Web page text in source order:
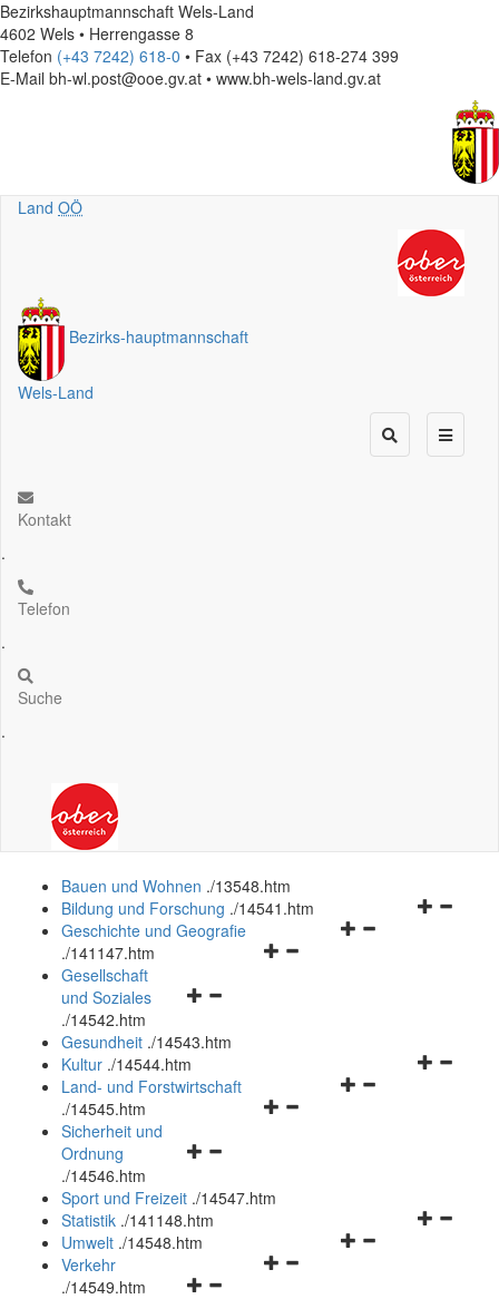
Bezirkshauptmannschaft Wels-Land
4602 Wels • Herrengasse 8
Telefon (+43 7242) 618-0 • Fax (+43 7242) 618-274 399
E-Mail bh-wl.post@ooe.gv.at • www.bh-wels-land.gv.at
Land OÖ
Bezirks-hauptmannschaft
Wels-Land
Kontakt
.
Telefon
.
Suche
.
Bauen und Wohnen ./13548.htm
Navigationsmenü
Bildung und Forschung ./14541.htm
Navigationsmenü
Geschichte und Geografie
./141147.htm
Navigationsmenü
und
schließen
Gesellschaft
und Soziales
./14542.htm
Gesundheit ./14543.htm
Navigationsmenü
Kultur ./14544.htm
Navigationsmenü
Land- und Forstwirtschaft
./14545.htm
Navigationsmenü
und
schließen
Sicherheit und
Ordnung
./14546.htm
Sport und Freizeit ./14547.htm
Navigationsmenü
Statistik ./141148.htm
Navigationsmenü
Umwelt ./14548.htm
Navigationsmenü
Verkehr
./14549.htm